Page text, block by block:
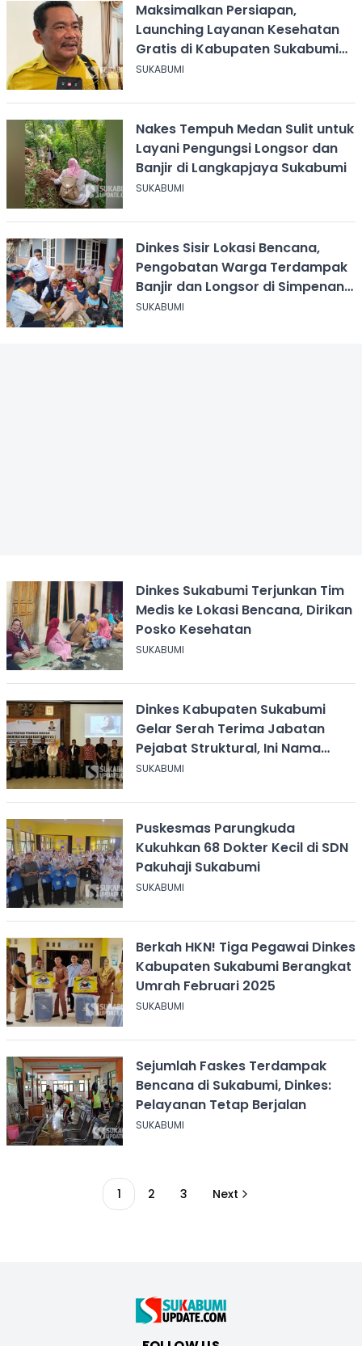
Maksimalkan Persiapan,
Launching Layanan Kesehatan
Gratis di Kabupaten Sukabumi
Diundur
SUKABUMI
Nakes Tempuh Medan Sulit untuk
Layani Pengungsi Longsor dan
Banjir di Langkapjaya Sukabumi
SUKABUMI
Dinkes Sisir Lokasi Bencana,
Pengobatan Warga Terdampak
Banjir dan Longsor di Simpenan
Sukabumi
SUKABUMI
Dinkes Sukabumi Terjunkan Tim
Medis ke Lokasi Bencana, Dirikan
Posko Kesehatan
SUKABUMI
Dinkes Kabupaten Sukabumi
Gelar Serah Terima Jabatan
Pejabat Struktural, Ini Nama
yang Berganti
SUKABUMI
Puskesmas Parungkuda
Kukuhkan 68 Dokter Kecil di SDN
Pakuhaji Sukabumi
SUKABUMI
Berkah HKN! Tiga Pegawai Dinkes
Kabupaten Sukabumi Berangkat
Umrah Februari 2025
SUKABUMI
Sejumlah Faskes Terdampak
Bencana di Sukabumi, Dinkes:
Pelayanan Tetap Berjalan
SUKABUMI
1 2 3 Next